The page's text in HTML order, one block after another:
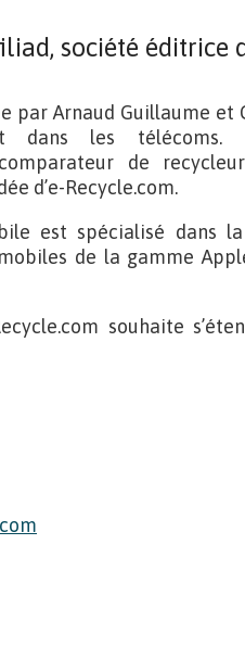
société éditrice
par Arnaud Guillaume
dans les télécoms.
de
d’e-Recycle.com.
est spécialisé dans
de la gamme
souhaite